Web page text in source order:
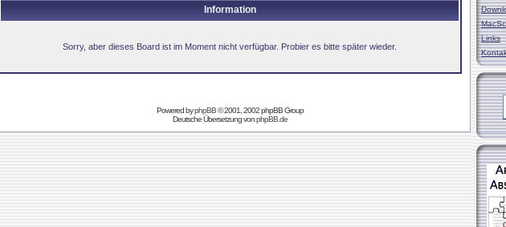
Information
Sorry, aber dieses Board ist im Moment nicht verfügbar. Probier es bitte später wieder.
Powered byphpBB© 2001, 2002 phpBB Group
Deutsche Übersetzung vonphpBB.de
Links